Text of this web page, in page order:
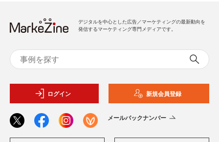
デジタルを中心とした広告／マーケティングの最新動向を
発信するマーケティング専門メディアです。
ログイン 新規会員登録
メールバックナンバー